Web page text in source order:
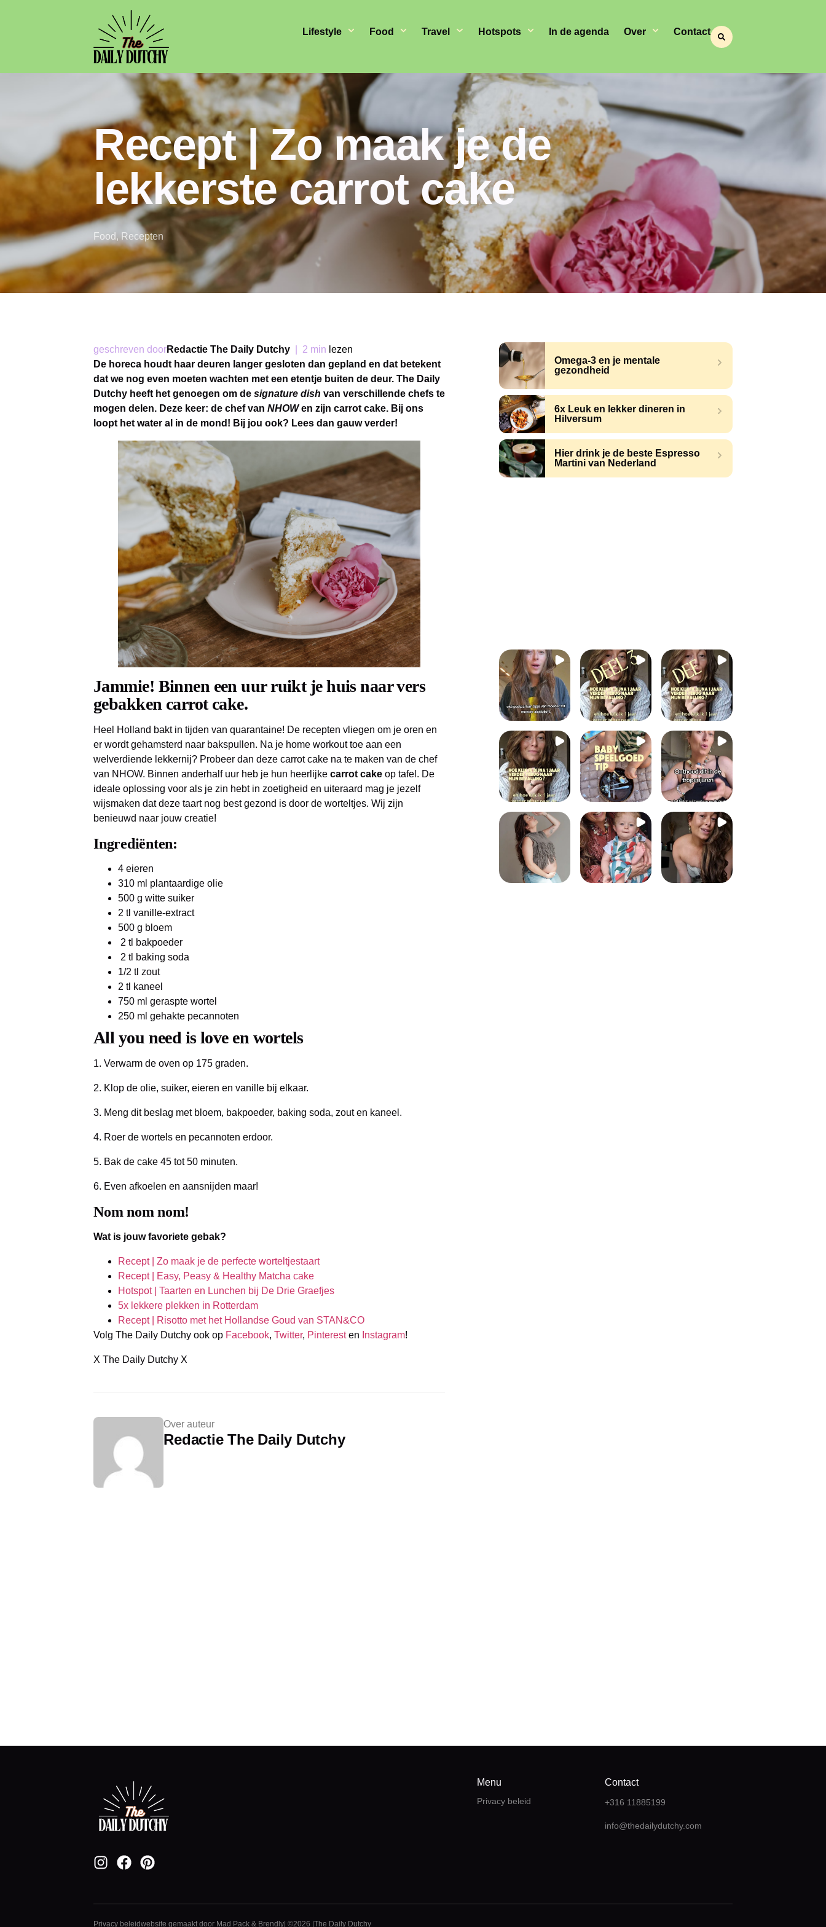
Lifestyle Food Travel Hotspots In de agenda Over Contact
Recept | Zo maak je de
lekkerste carrot cake
Food , Recepten
geschreven doorRedactie The Daily Dutchy 2 min lezen
De horeca houdt haar deuren langer gesloten dan gepland en dat betekent
dat we nog even moeten wachten met een etentje buiten de deur. The Daily
Dutchy heeft het genoegen om de signature dish van verschillende chefs te
mogen delen. Deze keer: de chef van NHOWen zijn carrot cake. Bij ons
loopt het water al in de mond! Bij jou ook? Lees dan gauw verder!
Jammie! Binnen een uur ruikt je huis naar vers
gebakken carrot cake.
Heel Holland bakt in tijden van quarantaine! De recepten vliegen om je oren en
er wordt gehamsterd naar bakspullen. Na je home workout toe aan een
welverdiende lekkernij? Probeer dan deze carrot cake na te maken van de chef
van NHOW. Binnen anderhalf uur heb je hun heerlijke carrot cake op tafel. De
ideale oplossing voor als je zin hebt in zoetigheid en uiteraard mag je jezelf
wijsmaken dat deze taart nog best gezond is door de worteltjes. Wij zijn
benieuwd naar jouw creatie!
Ingrediënten:
4 eieren
310 ml plantaardige olie
500 g witte suiker
2 tl vanille-extract
500 g bloem
2 tl bakpoeder
2 tl baking soda
1/2 tl zout
2 tl kaneel
750 ml geraspte wortel
250 ml gehakte pecannoten
All you need is love en wortels
1. Verwarm de oven op 175 graden.
2. Klop de olie, suiker, eieren en vanille bij elkaar.
3. Meng dit beslag met bloem, bakpoeder, baking soda, zout en kaneel.
4. Roer de wortels en pecannoten erdoor.
5. Bak de cake 45 tot 50 minuten.
6. Even afkoelen en aansnijden maar!
Nom nom nom!
Wat is jouw favoriete gebak?
Recept | Zo maak je de perfecte worteltjestaart
Recept | Easy, Peasy & Healthy Matcha cake
Hotspot | Taarten en Lunchen bij De Drie Graefjes
5x lekkere plekken in Rotterdam
Recept | Risotto met het Hollandse Goud van STAN&CO
Volg The Daily Dutchy ook op Facebook, Twitter, Pinteresten Instagram!
X The Daily Dutchy X
Over auteur
Redactie The Daily Dutchy
Omega-3 en je mentale
gezondheid
6x Leuk en lekker dineren in
Hilversum
Hier drink je de beste Espresso
Martini van Nederland
Menu
Privacy beleid
Contact
+316 11885199
info@thedailydutchy.com
Privacy beleidwebsite gemaakt door Mad Pack & Brendly| ©2026 |The Daily Dutchy